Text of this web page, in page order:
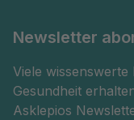
Newsletter
Viele
Gesundheit
Asklepios